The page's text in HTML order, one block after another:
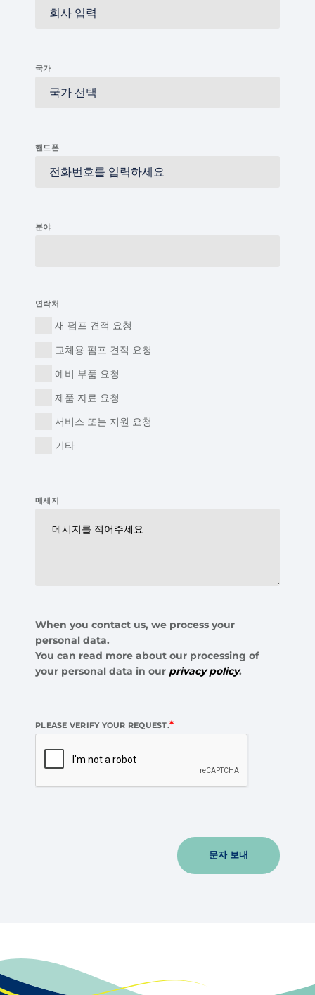
국가
핸드폰
분야
연락처
새 펌프 견적 요청
교체용 펌프 견적 요청
예비 부품 요청
제품 자료 요청
서비스 또는 지원 요청
기타
메세지
When you contact us, we process your
personal data.
You can read more about our processing of
your personal data in our privacy policy.
PLEASE VERIFY YOUR REQUEST.*
문자 보내